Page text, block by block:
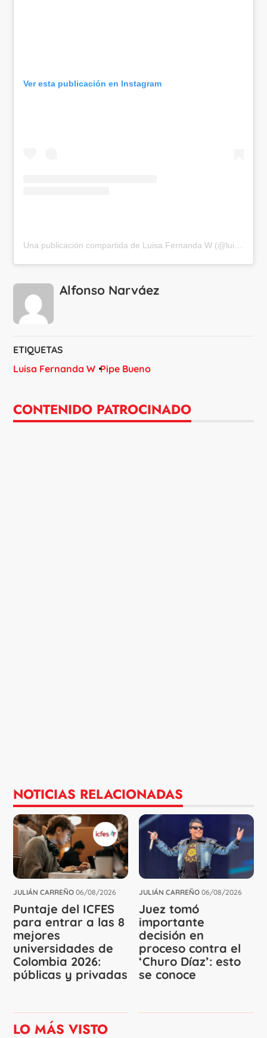
Ver esta publicación en Instagram
Alfonso Narváez
ETIQUETAS
Luisa Fernanda W Pipe Bueno
CONTENIDO PATROCINADO
NOTICIAS RELACIONADAS
JULIÁN CARREÑO 06/08/2026
Puntaje del ICFES
para entrar a las 8
mejores
universidades de
Colombia 2026:
públicas y privadas
JULIÁN CARREÑO 06/08/2026
Juez tomó
importante
decisión en
proceso contra el
‘Churo Díaz’: esto
se conoce
LO MÁS VISTO